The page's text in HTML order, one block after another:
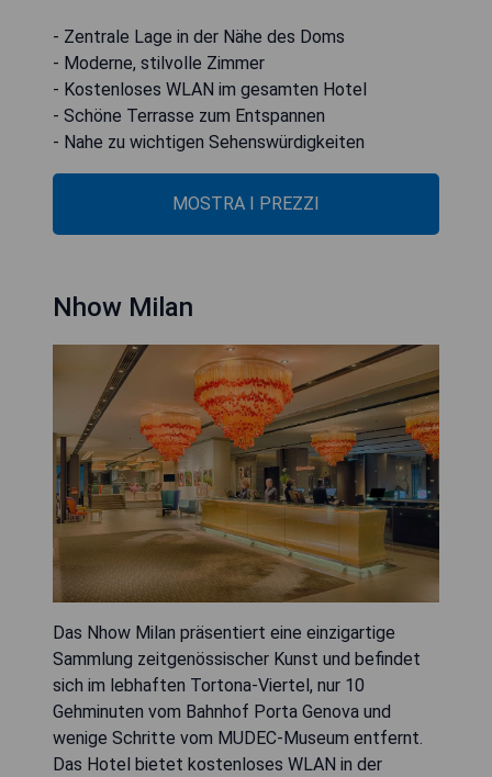
- Zentrale Lage in der Nähe des Doms
- Moderne, stilvolle Zimmer
- Kostenloses WLAN im gesamten Hotel
- Schöne Terrasse zum Entspannen
- Nahe zu wichtigen Sehenswürdigkeiten
MOSTRA I PREZZI
Nhow Milan
Das Nhow Milan präsentiert eine einzigartige
Sammlung zeitgenössischer Kunst und befindet
sich im lebhaften Tortona-Viertel, nur 10
Gehminuten vom Bahnhof Porta Genova und
wenige Schritte vom MUDEC-Museum entfernt.
Das Hotel bietet kostenloses WLAN in der